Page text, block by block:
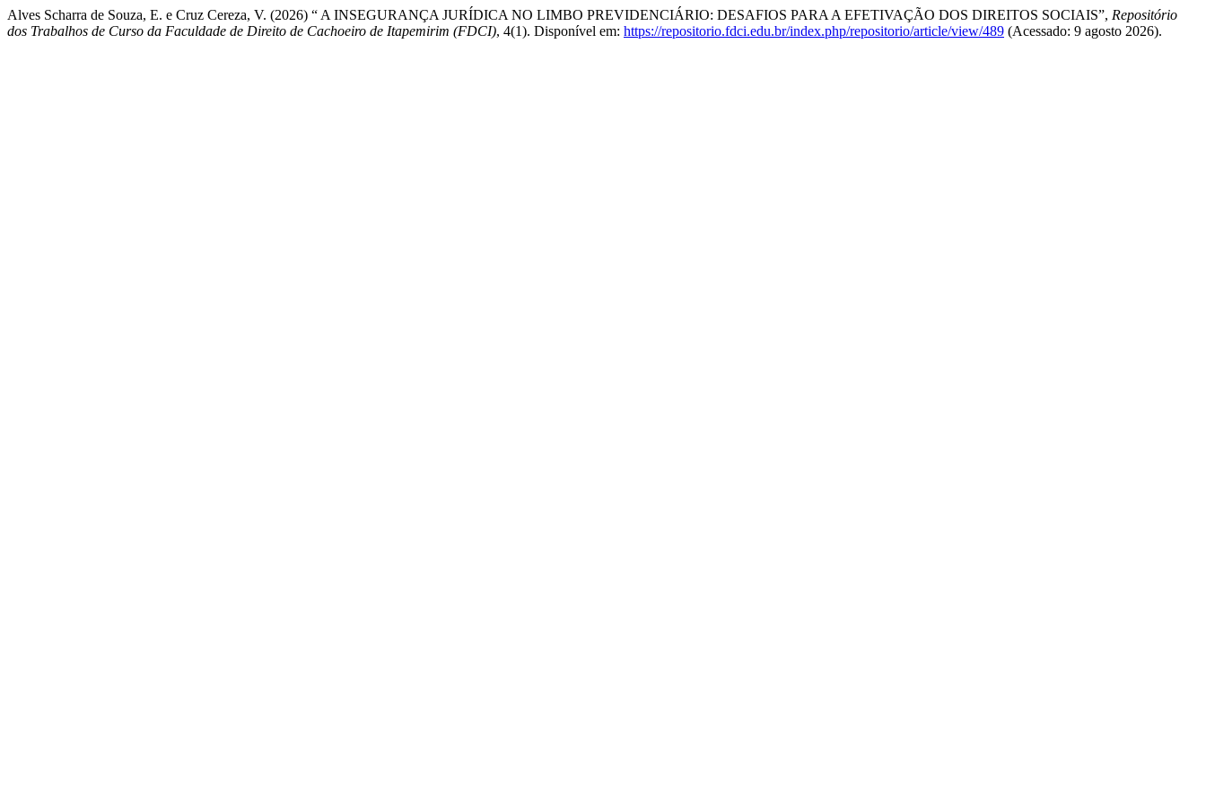
Alves Scharra de Souza, E. e Cruz Cereza, V. (2026) “ A INSEGURANÇA JURÍDICA NO LIMBO PREVIDENCIÁRIO: DESAFIOS PARA A EFETIVAÇÃO DOS DIREITOS SOCIAIS”, Repositório
dos Trabalhos de Curso da Faculdade de Direito de Cachoeiro de Itapemirim (FDCI), 4(1). Disponível em: https://repositorio.fdci.edu.br/index.php/repositorio/article/view/489 (Acessado: 9 agosto 2026).